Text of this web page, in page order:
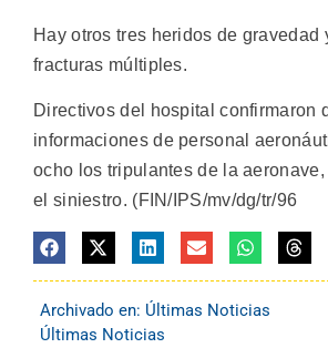
Hay otros tres heridos de gravedad
fracturas múltiples.
Directivos del hospital confirmaron
informaciones de personal
ocho los tripulantes de la
el siniestro. (FIN/IPS/mv/dg/tr/96
Archivado en: Últimas Noticias
Últimas Noticias